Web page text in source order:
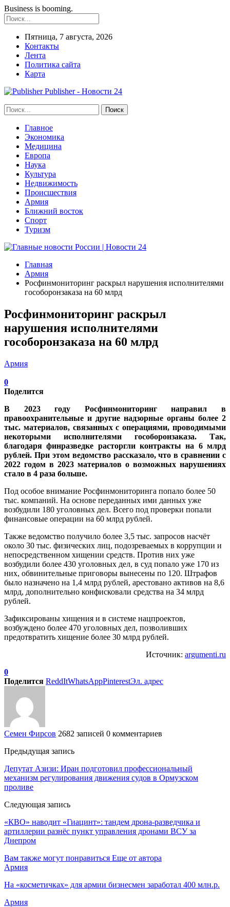
Business is booming.
Пятница, 7 августа, 2026
Контакты
Лента
Политика сайта
Карта
Publisher - Новости 24
Главное
Экономика
Медицина
Европа
Наука
Культура
Недвижимость
Происшествия
Армия
Ближний восток
Спорт
Туризм
Главная
Армия
Росфинмониторинг раскрыл нарушения исполнителями
гособоронзаказа на 60 млрд
Росфинмониторинг раскрыл
нарушения исполнителями
гособоронзаказа на 60 млрд
Армия
0
Поделится
В 2023 году Росфинмониторинг направил в
правоохранительные и другие надзорные органы более 2
тыс. материалов, связанных с операциями, проводимыми
некоторыми исполнителями гособоронзаказа. Так,
благодаря финразведке расторгли контракты на 6 млрд
рублей. При этом ведомство рассказало, что в сравнении с
2022 годом в 2023 материалов о возможных нарушениях
стало в 4 раза больше.
Под особое внимание Росфинмониторинга попало более 50
тыс. компаний. На основе переданных ими данных уже
возбудили 180 уголовных дел. Всего под проверки попали
финансовые операции на 60 млрд рублей.
Также ведомство получило более 3,5 тыс. запросов насчёт
около 30 тыс. физических лиц, подозреваемых в коррупции и
непосредственном хищении средств. Против них уже
возбудили более 430 уголовных дел, в суд попало уже 170 из
них, обвинительные приговоры вынесены по 120. Штрафов
было назначено на 1,4 млрд рублей, арестовано активов на 8,6
млрд, дополнительно конфисковали средства на 34 млрд
рублей.
Зафиксированы хищения и в системе нацпроектов,
возбуждено более 470 уголовных дел, позволивших
предотвратить хищение более 30 млрд рублей.
Источник: argumenti.ru
0
Поделится ReddItWhatsAppPinterestЭл. адрес
Семен Фирсов 2682 записей 0 комментариев
Предыдущая запись
Депутат Азизи: Иран подготовил профессиональный
механизм регулирования движения судов в Ормузском
проливе
Следующая запись
«КВО» наводит «Гиацинт»: тандем дрона-разведчика и
артиллерии разнёс пункт управления дронами ВСУ за
Днепром
Вам также могут понравиться Еще от автора
Армия
На «косметичках» для армии бизнесмен заработал 400 млн.р.
Армия